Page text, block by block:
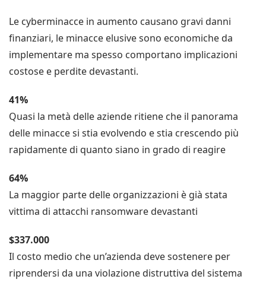
Le cyberminacce in aumento causano gravi danni
finanziari, le minacce elusive sono economiche da
implementare ma spesso comportano implicazioni
costose e perdite devastanti.
41%
Quasi la metà delle aziende ritiene che il panorama
delle minacce si stia evolvendo e stia crescendo più
rapidamente di quanto siano in grado di reagire
64%
La maggior parte delle organizzazioni è già stata
vittima di attacchi ransomware devastanti
$337.000
Il costo medio che un’azienda deve sostenere per
riprendersi da una violazione distruttiva del sistema